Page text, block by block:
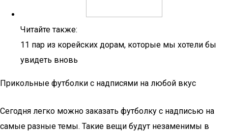
Читайте также:
11 пар из корейских дорам, которые мы хотели бы
увидеть вновь
Прикольные футболки с надписями на любой вкус
Сегодня легко можно заказать футболку с надписью на
самые разные темы. Такие вещи будут незаменимы в